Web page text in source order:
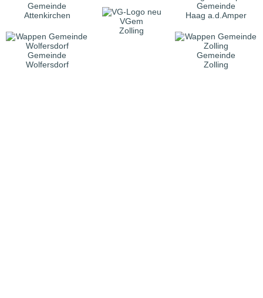
Gemeinde
Attenkirchen
VGem
Zolling
Gemeinde
Haag a.d.Amper
Gemeinde
Wolfersdorf
Gemeinde
Zolling